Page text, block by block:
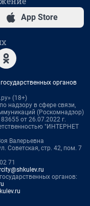
App Store
органов
(18+)
надзору в сфере связи,
(Роскомнадзор)
от 26.07.2022 г.
"ИНТЕРНЕТ
Валерьевна
Советская, стр. 42, пом. 7
71
органов: